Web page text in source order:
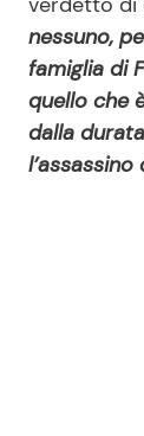
nessuno,
famiglia di
quello che
dalla
l’assassino